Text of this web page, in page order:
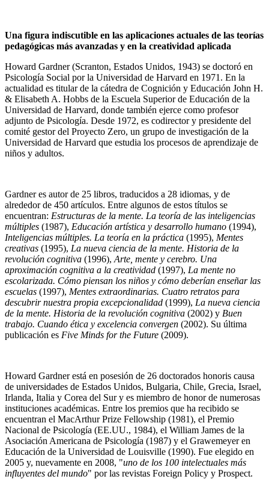
Una figura indiscutible en las aplicaciones actuales de las teorías
pedagógicas más avanzadas y en la creatividad aplicada
Howard Gardner (Scranton, Estados Unidos, 1943) se doctoró en
Psicología Social por la Universidad de Harvard en 1971. En la
actualidad es titular de la cátedra de Cognición y Educación John H.
& Elisabeth A. Hobbs de la Escuela Superior de Educación de la
Universidad de Harvard, donde también ejerce como profesor
adjunto de Psicología. Desde 1972, es codirector y presidente del
comité gestor del Proyecto Zero, un grupo de investigación de la
Universidad de Harvard que estudia los procesos de aprendizaje de
niños y adultos.
Gardner es autor de 25 libros, traducidos a 28 idiomas, y de
alrededor de 450 artículos. Entre algunos de estos títulos se
encuentran: Estructuras de la mente. La teoría de las inteligencias
múltiples (1987), Educación artística y desarrollo humano (1994),
Inteligencias múltiples. La teoría en la práctica (1995), Mentes
creativas (1995), La nueva ciencia de la mente. Historia de la
revolución cognitiva (1996), Arte, mente y cerebro. Una
aproximación cognitiva a la creatividad (1997), La mente no
escolarizada. Cómo piensan los niños y cómo deberían enseñar las
escuelas (1997), Mentes extraordinarias. Cuatro retratos para
descubrir nuestra propia excepcionalidad (1999), La nueva ciencia
de la mente. Historia de la revolución cognitiva (2002) y Buen
trabajo. Cuando ética y excelencia convergen (2002). Su última
publicación es Five Minds for the Future (2009).
Howard Gardner está en posesión de 26 doctorados honoris causa
de universidades de Estados Unidos, Bulgaria, Chile, Grecia, Israel,
Irlanda, Italia y Corea del Sur y es miembro de honor de numerosas
instituciones académicas. Entre los premios que ha recibido se
encuentran el MacArthur Prize Fellowship (1981), el Premio
Nacional de Psicología (EE.UU., 1984), el William James de la
Asociación Americana de Psicología (1987) y el Grawemeyer en
Educación de la Universidad de Louisville (1990). Fue elegido en
2005 y, nuevamente en 2008, "uno de los 100 intelectuales más
influyentes del mundo" por las revistas Foreign Policy y Prospect.